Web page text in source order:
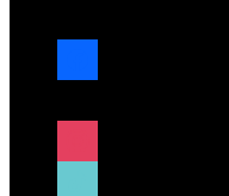
facebook
x
instagram
tiktok